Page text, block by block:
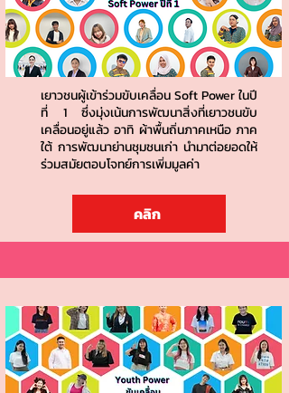
เยาวชนผู้เข้าร่วมขับเคลื่อน Soft Power ในปี
ที่ 1 ซึ่งมุ่งเน้นการพัฒนาสิ่งที่เยาวชนขับ
เคลื่อนอยู่แล้ว อาทิ ผ้าพื้นถิ่นภาคเหนือ ภาค
ใต้ การพัฒนาย่านชุมชนเก่า นำมาต่อยอดให้
ร่วมสมัยตอบโจทย์การเพิ่มมูลค่า
คลิก